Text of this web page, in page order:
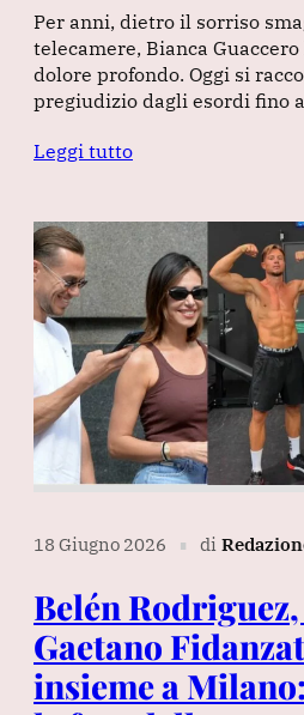
Per anni, dietro il sorriso
telecamere, Bianca
dolore profondo. Oggi si
pregiudizio dagli esordi fino
Leggi tutto
18 Giugno 2026 ∎ di
Belén
Gaetano
insieme a